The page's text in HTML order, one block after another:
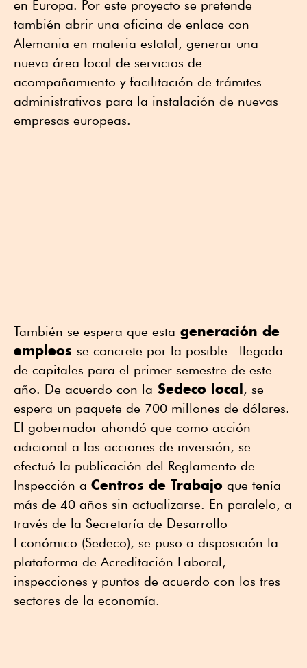
en Europa. Por este proyecto se pretende
también abrir una oficina de enlace con
Alemania en materia estatal, generar una
nueva área local de servicios de
acompañamiento y facilitación de trámites
administrativos para la instalación de nuevas
empresas europeas.
También se espera que esta generación de
empleos se concrete por la posible llegada
de capitales para el primer semestre de este
año. De acuerdo con la Sedeco local, se
espera un paquete de 700 millones de dólares.
El gobernador ahondó que como acción
adicional a las acciones de inversión, se
efectuó la publicación del Reglamento de
Inspección a Centros de Trabajo que tenía
más de 40 años sin actualizarse. En paralelo, a
través de la Secretaría de Desarrollo
Económico (Sedeco), se puso a disposición la
plataforma de Acreditación Laboral,
inspecciones y puntos de acuerdo con los tres
sectores de la economía.